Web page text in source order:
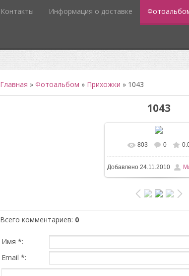
Контакты Информация о доставке
Главная » Фотоальбом » Прихожки » 1043
1043
В реальном размере
/ 78.5Kb
803 0
Добавлено24.11.2010
Всего комментариев: 0
Имя *:
Email *: